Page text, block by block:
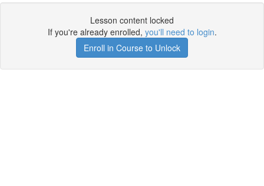
Lesson content locked
If you're already enrolled, you'll need to login.
Enroll in Course to Unlock